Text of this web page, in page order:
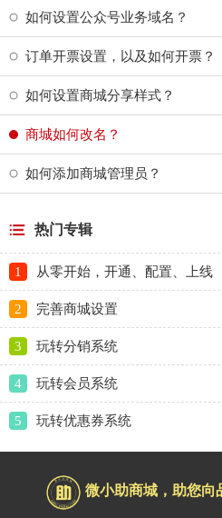
如何设置公众号业务域名？
订单开票设置，以及如何开票？
如何设置商城分享样式？
商城如何改名？
如何添加商城管理员？
热门专辑
1 从零开始，开通、配置、上线
2 完善商城设置
3 玩转分销系统
4 玩转会员系统
5 玩转优惠券系统
微小助商城，助您向